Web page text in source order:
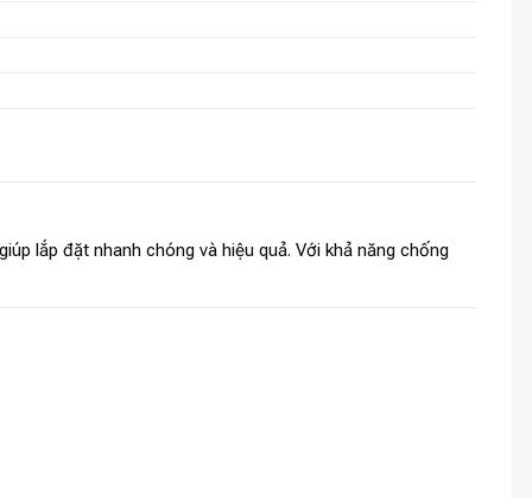
lắp đặt nhanh chóng và hiệu quả. Với khả năng chống